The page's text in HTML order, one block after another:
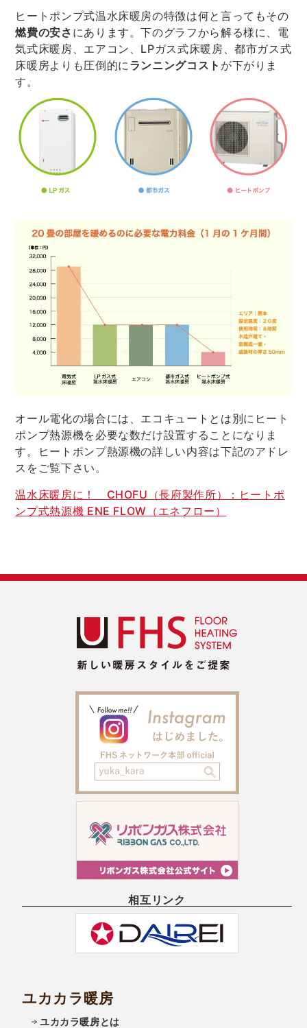
ヒートポンプ式温水床暖房の特徴は何と言ってもその
燃費の安さ にあります。下のグラフから解る様に、電
気式床暖房、エアコン、LPガス式床暖房、都市ガス式
床暖房よりも圧倒的にランニングコスト が下がりま
す。
オール電化の場合には、エコキュートとは別にヒート
ポンプ熱源機を必要な数だけ設置することになりま
す。ヒートポンプ熱源機の詳しい内容は下記のアドレ
スをご覧下さい。
温水床暖房に！ CHOFU（長府製作所）：ヒートポ
ンプ式熱源機 ENE FLOW（エネフロー）
相互リンク
ユカカラ暖房
ユカカラ暖房とは